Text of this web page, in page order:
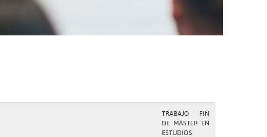
TRABAJO FIN
DE MÁSTER EN
ESTUDIOS